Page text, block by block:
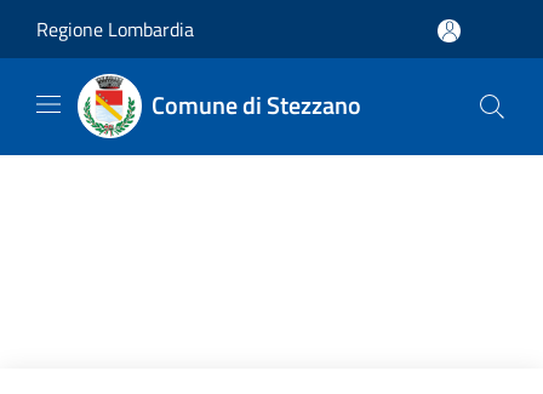
Regione Lombardia
Comune di Stezzano